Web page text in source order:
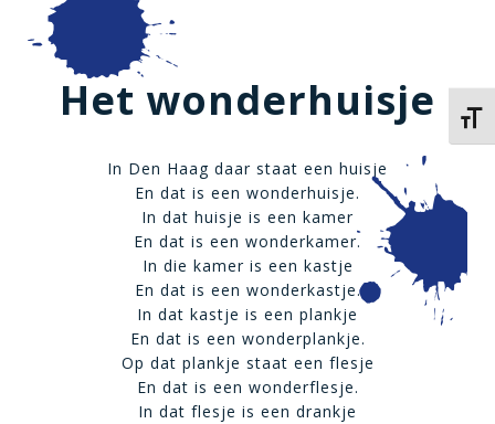
Het wonderhuisje
In Den Haag daar staat een huisje
En dat is een wonderhuisje.
In dat huisje is een kamer
En dat is een wonderkamer.
In die kamer is een kastje
En dat is een wonderkastje.
In dat kastje is een plankje
En dat is een wonderplankje.
Op dat plankje staat een flesje
En dat is een wonderflesje.
In dat flesje is een drankje